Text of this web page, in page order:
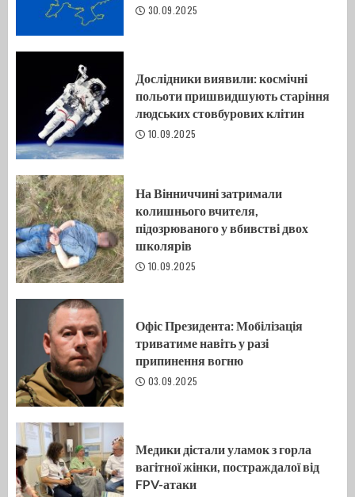
30.09.2025
Дослідники виявили: космічні
польоти пришвидшують старіння
людських стовбурових клітин
10.09.2025
На Вінниччині затримали
колишнього вчителя,
підозрюваного у вбивстві двох
школярів
10.09.2025
Офіс Президента: Мобілізація
триватиме навіть у разі
припинення вогню
03.09.2025
Медики дістали уламок з горла
вагітної жінки, постраждалої від
FPV-атаки